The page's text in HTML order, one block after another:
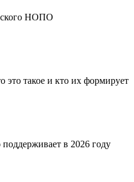
НОПО
это такое и кто их формирует
в 2026 году